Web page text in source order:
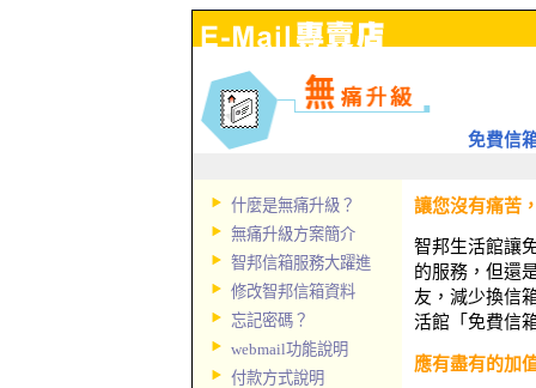
免費信
什麼是無痛升級？
無痛升級方案簡介
智邦信箱服務大躍進
修改智邦信箱資料
忘記密碼？
webmail功能說明
付款方式說明
讓您沒有痛苦
智邦生活館讓
的服務，但還
友，減少換信
活館「免費信
應有盡有的加